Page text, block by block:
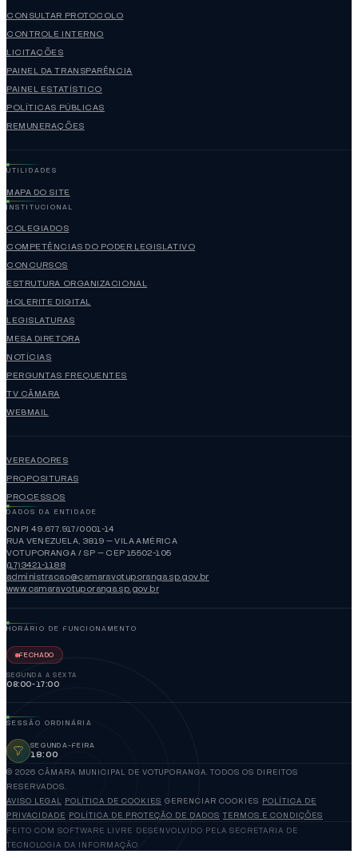
CONSULTAR PROTOCOLO
CONTROLE INTERNO
LICITAÇÕES
PAINEL DA TRANSPARÊNCIA
PAINEL ESTATÍSTICO
POLÍTICAS PÚBLICAS
REMUNERAÇÕES
UTILIDADES
MAPA DO SITE
INSTITUCIONAL
COLEGIADOS
COMPETÊNCIAS DO PODER LEGISLATIVO
CONCURSOS
ESTRUTURA ORGANIZACIONAL
HOLERITE DIGITAL
LEGISLATURAS
MESA DIRETORA
NOTÍCIAS
PERGUNTAS FREQUENTES
TV CÂMARA
WEBMAIL
VEREADORES
PROPOSITURAS
PROCESSOS
DADOS DA ENTIDADE
CNPJ 49.677.917/0001-14
RUA VENEZUELA, 3819 — VILA AMÉRICA
VOTUPORANGA / SP — CEP 15502-105
(17)3421-1188
administracao@camaravotuporanga.sp.gov.br
www.camaravotuporanga.sp.gov.br
HORÁRIO DE FUNCIONAMENTO
FECHADO
SEGUNDA A SEXTA
08:00-17:00
SESSÃO ORDINÁRIA
SEGUNDA-FEIRA
18:00
© 2026 CÂMARA MUNICIPAL DE VOTUPORANGA. TODOS OS DIREITOS
RESERVADOS.
AVISO LEGAL POLÍTICA DE COOKIES GERENCIAR COOKIES POLÍTICA DE
PRIVACIDADE POLÍTICA DE PROTEÇÃO DE DADOS TERMOS E CONDIÇÕES
FEITO COM SOFTWARE LIVRE DESENVOLVIDO PELA SECRETARIA DE
TECNOLOGIA DA INFORMAÇÃO